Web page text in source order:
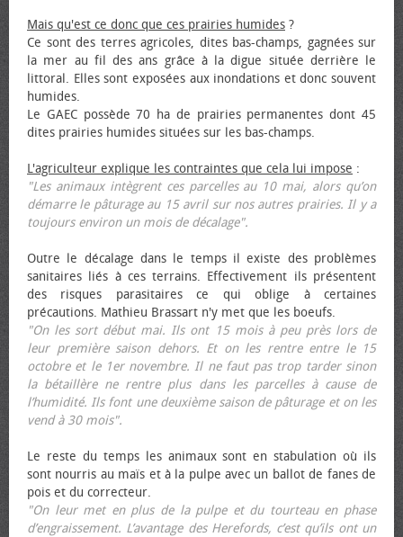
Mais qu'est ce donc que ces prairies humides ?
Ce sont des terres agricoles, dites bas-champs, gagnées sur
la mer au fil des ans grâce à la digue située derrière le
littoral. Elles sont exposées aux inondations et donc souvent
humides.
Le GAEC possède 70 ha de prairies permanentes dont 45
dites prairies humides situées sur les bas-champs.
L'agriculteur explique les contraintes que cela lui impose :
"Les animaux intègrent ces parcelles au 10 mai, alors qu’on
démarre le pâturage au 15 avril sur nos autres prairies. Il y a
toujours environ un mois de décalage".
Outre le décalage dans le temps il existe des problèmes
sanitaires liés à ces terrains. Effectivement ils présentent
des risques parasitaires ce qui oblige à certaines
précautions. Mathieu Brassart n'y met que les bœufs.
"On les sort début mai. Ils ont 15 mois à peu près lors de
leur première saison dehors. Et on les rentre entre le 15
octobre et le 1er novembre. Il ne faut pas trop tarder sinon
la bétaillère ne rentre plus dans les parcelles à cause de
l’humidité. Ils font une deuxième saison de pâturage et on les
vend à 30 mois".
Le reste du temps les animaux sont en stabulation où ils
sont nourris au maïs et à la pulpe avec un ballot de fanes de
pois et du correcteur.
"On leur met en plus de la pulpe et du tourteau en phase
d’engraissement. L’avantage des Herefords, c’est qu’ils ont un